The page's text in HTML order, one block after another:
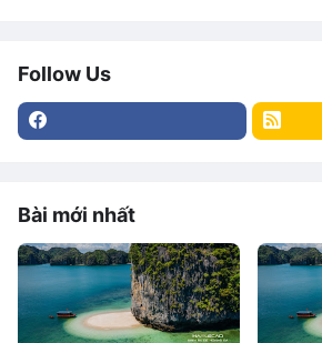
Follow Us
Bài mới nhất